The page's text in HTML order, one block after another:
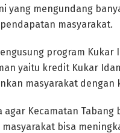
yang mengundang
masyarakat.
program Kukar
yaitu kredit Kukar
masyarakat
agar Kecamatan
bisa